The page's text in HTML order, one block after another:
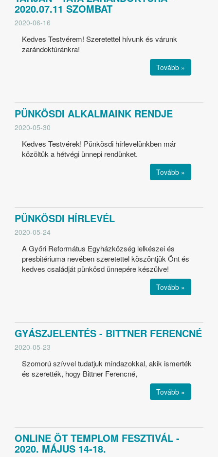
2020.07.11 SZOMBAT
2020-06-16
Kedves Testvérem! Szeretettel hívunk és várunk
zarándoktúránkra!
Tovább »
PÜNKÖSDI ALKALMAINK RENDJE
2020-05-30
Kedves Testvérek! Pünkösdi hírlevelünkben már
közöltük a hétvégi ünnepi rendünket.
Tovább »
PÜNKÖSDI HÍRLEVÉL
2020-05-24
A Győri Református Egyházközség lelkészei és
presbitériuma nevében szeretettel köszöntjük Önt és
kedves családját pünkösd ünnepére készülve!
Tovább »
GYÁSZJELENTÉS - BITTNER FERENCNÉ
2020-05-23
Szomorú szívvel tudatjuk mindazokkal, akik ismerték
és szerették, hogy Bittner Ferencné,
Tovább »
ONLINE ÖT TEMPLOM FESZTIVÁL -
2020. MÁJUS 14-18.